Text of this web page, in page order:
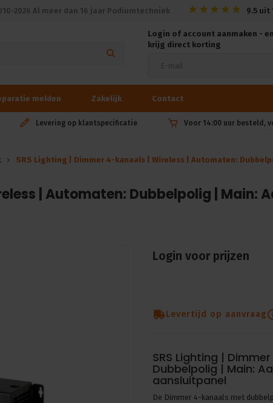
2026 Al meer dan 16 jaar Podiumtechniek 9.5 uit
Login of account aanmaken - en
krijg direct korting
melden Zakelijk Contact
Levering op klantspecificatie Voor 14:00 uur besteld,
SRS Lighting | Dimmer 4-kanaals | Wireless | Automaten:
| Automaten: Dubbelpolig | Main:
Login voor prijzen
Levertijd op aanvraag
SRS Lighting |
Dubbelpolig | Main:
aansluitpanel
De Dimmer 4-kanaals met